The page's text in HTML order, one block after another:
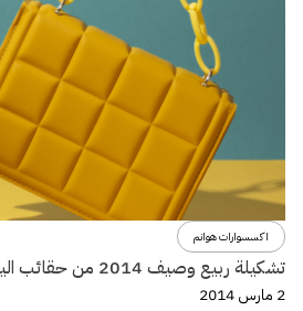
اكسسوارات هوانم
تشكيلة ربيع وصيف 2014 من حقائب اليد
2 مارس 2014